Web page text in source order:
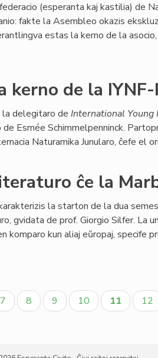
(esperanta kaj kastilia) de
fakte la Asembleo okazis
estas la kerno de la
kerno de la
la delegitaro de International Young
de Esmée Schimmelpenninck.
Naturamika Junularo, ĉefe el
ĉe la
la starton de la dua
gvidata de prof. Giorgio Silfer. La
komparo kun aliaj eŭropaj, specife
Paĝo
7 Paĝo
8 Paĝo
9 Paĝo
10
Aktuala
paĝo
11 12